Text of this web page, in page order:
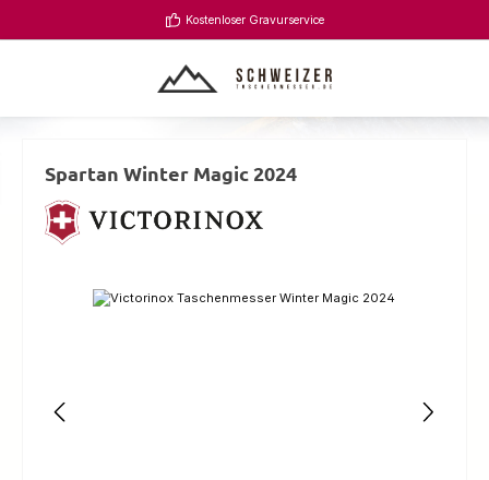
Kostenloser Gravurservice
Spartan Winter Magic 2024
Bildergalerie überspringen